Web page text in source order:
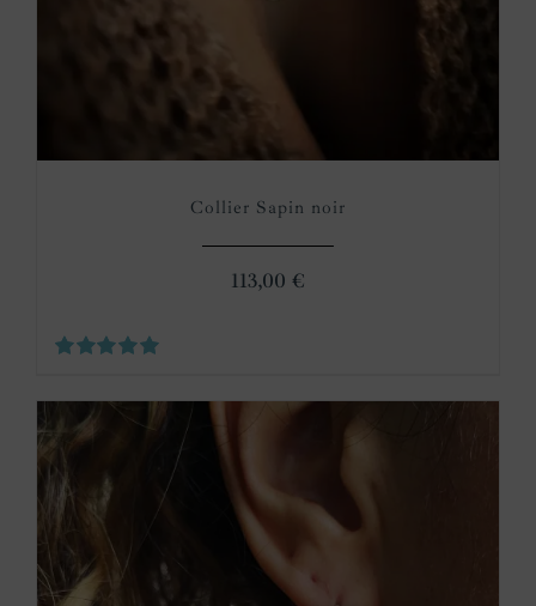
Collier Sapin noir
113,00 €